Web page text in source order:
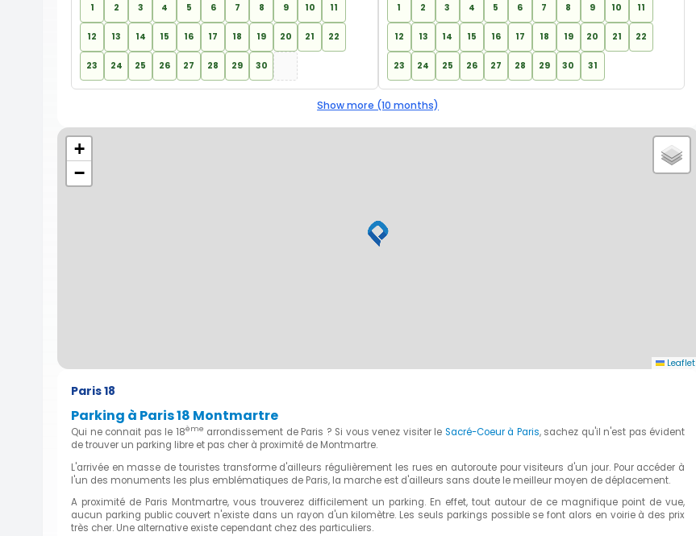
1 2 3 4 5 6 7 8 9 10 11
12 13 14 15 16 17 18 19 20 21 22
23 24 25 26 27 28 29 30
1 2 3 4 5 6 7 8 9 10 11
12 13 14 15 16 17 18 19 20 21 22
23 24 25 26 27 28 29 30 31
Show more (10 months)
+
−
Leaflet
Paris 18
Parking à Paris 18 Montmartre
Qui ne connait pas le 18ème arrondissement de Paris ? Si vous venez visiter le Sacré-Coeur à Paris, sachez qu'il n'est pas évident
de trouver un parking libre et pas cher à proximité de Montmartre.
L'arrivée en masse de touristes transforme d'ailleurs régulièrement les rues en autoroute pour visiteurs d'un jour. Pour accéder à
l'un des monuments les plus emblématiques de Paris, la marche est d'ailleurs sans doute le meilleur moyen de déplacement.
A proximité de Paris Montmartre, vous trouverez difficilement un parking. En effet, tout autour de ce magnifique point de vue,
aucun parking public couvert n'existe dans un rayon d'un kilomètre. Les seuls parkings possible se font alors en voirie à des prix
très cher. Une alternative existe cependant chez des particuliers.